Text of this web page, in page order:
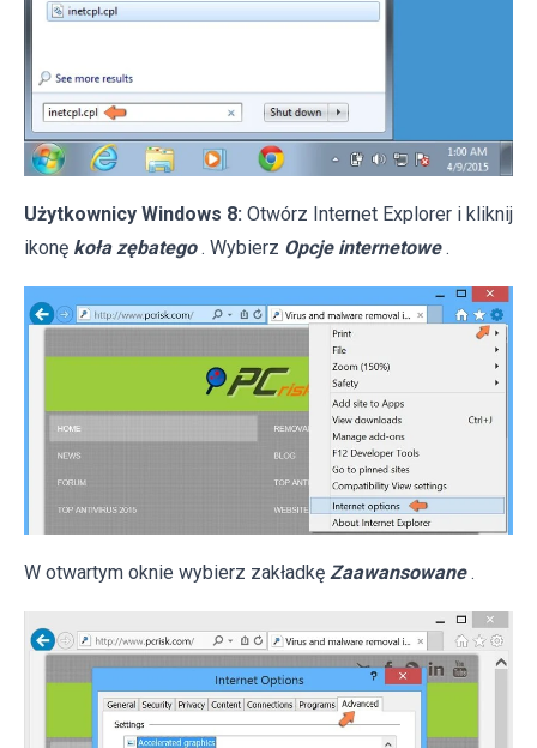
Użytkownicy Windows 8: Otwórz Internet Explorer i kliknij
ikonę koła zębatego . Wybierz Opcje internetowe .
W otwartym oknie wybierz zakładkę Zaawansowane .